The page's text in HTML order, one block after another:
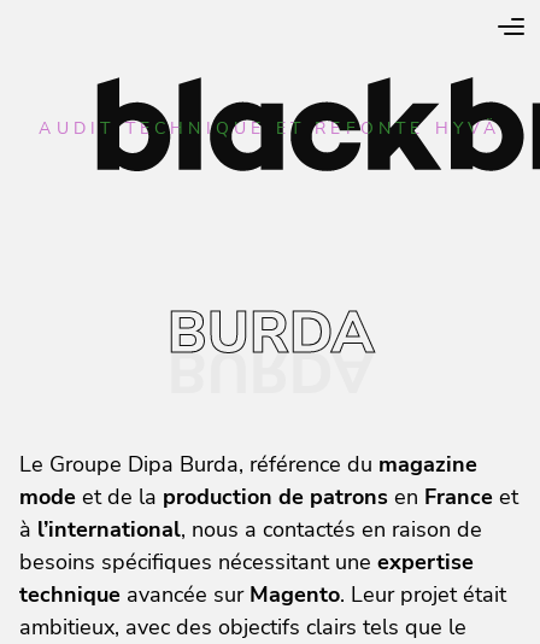
AUDIT TECHNIQUE ET REFONTE HYVÄ
BURDA
Le Groupe Dipa Burda, référence du magazine
mode et de la production de patrons en France et
à l’international, nous a contactés en raison de
besoins spécifiques nécessitant une expertise
technique avancée sur Magento. Leur projet était
ambitieux, avec des objectifs clairs tels que le